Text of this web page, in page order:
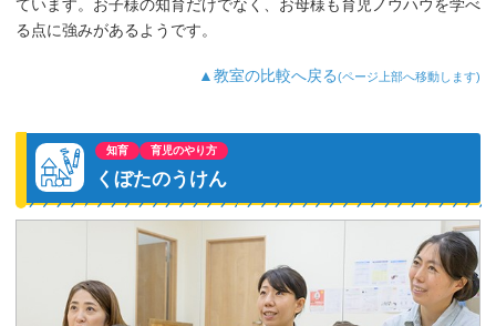
ています。お子様の知育だけでなく、お母様も育児ノウハウを学べ
る点に強みがあるようです。
▲教室の比較へ戻る(ページ上部へ移動します)
知育 育児のやり方
くぼたのうけん